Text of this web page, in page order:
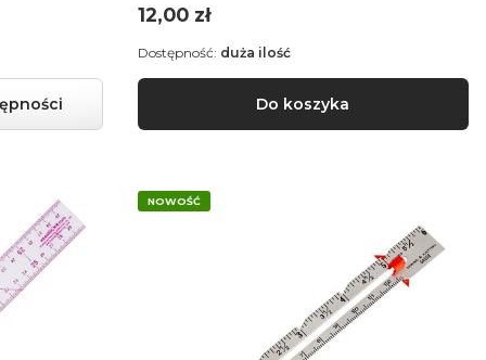
Cena
12,00 zł
Do koszyka
Dostępność: duża ilość
NOWOŚĆ